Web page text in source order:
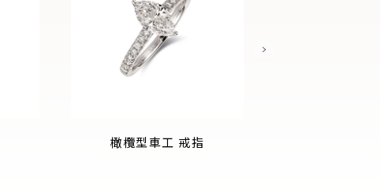
橄欖型車工 戒指